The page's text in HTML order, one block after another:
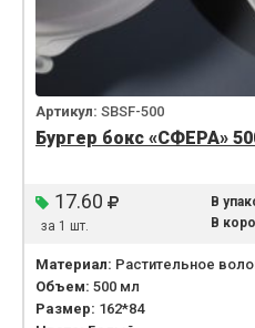
Артикул: SBSF-500
Бургер бокс «CФЕРА»
17.60
за 1 шт.
В
В
Материал: Растительное
Объем: 500 мл
Размер: 162*84